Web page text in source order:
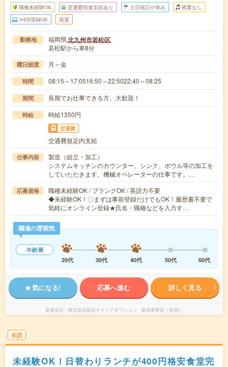
職種未経験OK 交通費別途支給あり 土日祝日が休み 残業なし
WEB登録OK 派遣
勤務地 福岡県北九州市若松区
若松駅から車8分
曜日頻度 月～金
時間 08:15～17:0516:50～22:5022:40～08:25
期間 長期でお仕事できる方、大歓迎！
時給 時給1350円
交通費
交通費規定内支給
仕事内容
製造（組立・加工）
システムキッチンのカウンター、シンク、ボウル等の加工を
していただきます。機械オペレーターの仕事です。…
応募資格
職種未経験OK / ブランクOK / 英語力不要
◆未経験OK！〇まずは事前登録だけでもOK！履歴書不要で
気軽にオンライン登録★氏名・職種などを入力す…
職場の雰囲気
年齢層
20代
30代 40代 50代 60代
気になる! 応募へ進む 詳しく見る
派遣会社 株式会社綜合キャリアオプション 製造事業部（全国）
未読
未経験OK！日替わりランチが400円格安食堂完